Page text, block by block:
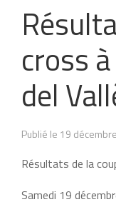
cross
del
Publié le 19
Résultats de la
Samedi 19